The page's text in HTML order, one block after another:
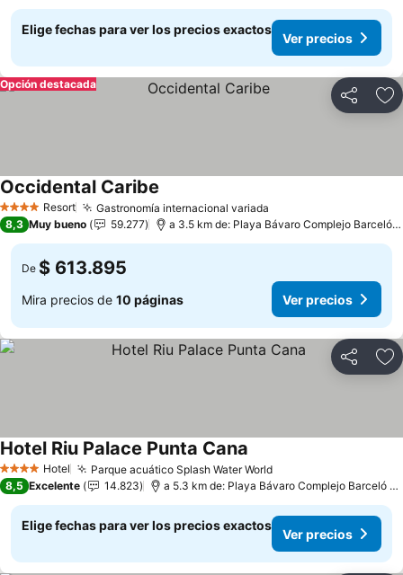
Elige fechas para ver los precios exactos
Ver precios
Compartir
Opción destacada
4 EstrellasResort Gastronomía internacional variada
Occidental Caribe
8,3 Muy bueno 59.277 a 3.5 km de: Playa Bávaro Complejo Barceló Bávaro
De $ 613.895
Mira precios de 10 páginas Ver precios
Compartir
4 EstrellasHotel Parque acuático Splash Water World
Hotel Riu Palace Punta Cana
8,5 Excelente 14.823 a 5.3 km de: Playa Bávaro Complejo Barceló Bávaro
Elige fechas para ver los precios exactos
Ver precios